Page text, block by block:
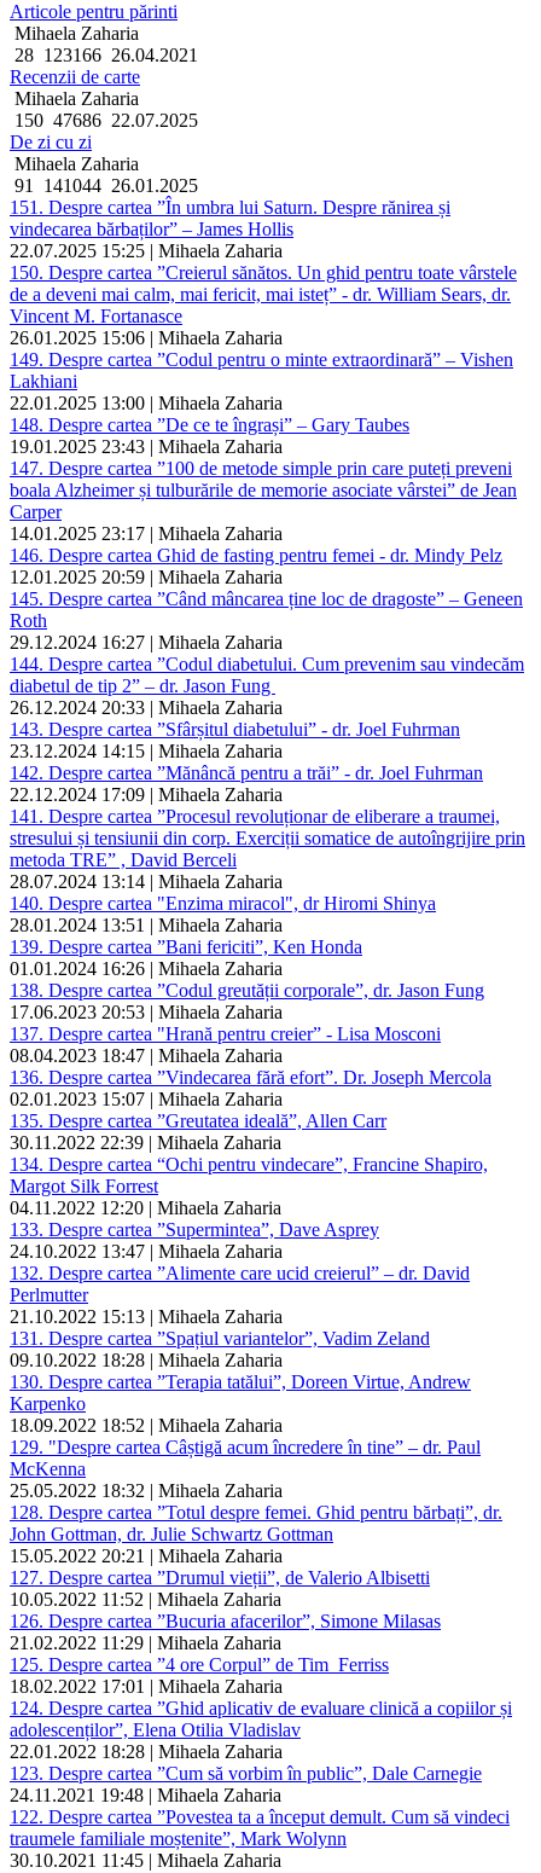
Articole pentru părinti
Mihaela Zaharia
28 123166 26.04.2021
Recenzii de carte
Mihaela Zaharia
150 47686 22.07.2025
De zi cu zi
Mihaela Zaharia
91
141044 26.01.2025
151. Despre cartea ”În umbra lui Saturn. Despre rănirea și
vindecarea bărbaților” – James Hollis
22.07.2025 15:25 | Mihaela Zaharia
150. Despre cartea ”Creierul sănătos. Un ghid pentru toate vârstele
de a deveni mai calm, mai fericit, mai isteț” - dr. William Sears, dr.
Vincent M. Fortanasce
26.01.2025 15:06 | Mihaela Zaharia
149. Despre cartea ”Codul pentru o minte extraordinară” – Vishen
Lakhiani
22.01.2025 13:00 | Mihaela Zaharia
148. Despre cartea ”De ce te îngrași” – Gary Taubes
19.01.2025 23:43 | Mihaela Zaharia
147. Despre cartea ”100 de metode simple prin care puteți preveni
boala Alzheimer și tulburările de memorie asociate vârstei” de Jean
Carper
14.01.2025 23:17 | Mihaela Zaharia
146. Despre cartea Ghid de fasting pentru femei - dr. Mindy Pelz
12.01.2025 20:59 | Mihaela Zaharia
145. Despre cartea ”Când mâncarea ține loc de dragoste” – Geneen
Roth
29.12.2024 16:27 | Mihaela Zaharia
144. Despre cartea ”Codul diabetului. Cum prevenim sau vindecăm
diabetul de tip 2” – dr. Jason Fung
26.12.2024 20:33 | Mihaela Zaharia
143. Despre cartea ”Sfârșitul diabetului” - dr. Joel Fuhrman
23.12.2024 14:15 | Mihaela Zaharia
142. Despre cartea ”Mănâncă pentru a trăi” - dr. Joel Fuhrman
22.12.2024 17:09 | Mihaela Zaharia
141. Despre cartea ”Procesul revoluționar de eliberare a traumei,
stresului și tensiunii din corp. Exerciții somatice de autoîngrijire prin
metoda TRE” , David Berceli
28.07.2024 13:14 | Mihaela Zaharia
140. Despre cartea "Enzima miracol", dr Hiromi Shinya
28.01.2024 13:51 | Mihaela Zaharia
139. Despre cartea ”Bani fericiti”, Ken Honda
01.01.2024 16:26 | Mihaela Zaharia
138. Despre cartea ”Codul greutății corporale”, dr. Jason Fung
17.06.2023 20:53 | Mihaela Zaharia
137. Despre cartea "Hrană pentru creier” - Lisa Mosconi
08.04.2023 18:47 | Mihaela Zaharia
136. Despre cartea ”Vindecarea fără efort”. Dr. Joseph Mercola
02.01.2023 15:07 | Mihaela Zaharia
135. Despre cartea ”Greutatea ideală”, Allen Carr
30.11.2022 22:39 | Mihaela Zaharia
134. Despre cartea “Ochi pentru vindecare”, Francine Shapiro,
Margot Silk Forrest
04.11.2022 12:20 | Mihaela Zaharia
133. Despre cartea ”Supermintea”, Dave Asprey
24.10.2022 13:47 | Mihaela Zaharia
132. Despre cartea ”Alimente care ucid creierul” – dr. David
Perlmutter
21.10.2022 15:13 | Mihaela Zaharia
131. Despre cartea ”Spațiul variantelor”, Vadim Zeland
09.10.2022 18:28 | Mihaela Zaharia
130. Despre cartea ”Terapia tatălui”, Doreen Virtue, Andrew
Karpenko
18.09.2022 18:52 | Mihaela Zaharia
129. "Despre cartea Câștigă acum încredere în tine” – dr. Paul
McKenna
25.05.2022 18:32 | Mihaela Zaharia
128. Despre cartea ”Totul despre femei. Ghid pentru bărbați”, dr.
John Gottman, dr. Julie Schwartz Gottman
15.05.2022 20:21 | Mihaela Zaharia
127. Despre cartea ”Drumul vieții”, de Valerio Albisetti
10.05.2022 11:52 | Mihaela Zaharia
126. Despre cartea ”Bucuria afacerilor”, Simone Milasas
21.02.2022 11:29 | Mihaela Zaharia
125. Despre cartea ”4 ore Corpul” de Tim Ferriss
18.02.2022 17:01 | Mihaela Zaharia
124. Despre cartea ”Ghid aplicativ de evaluare clinică a copiilor și
adolescenților”, Elena Otilia Vladislav
22.01.2022 18:28 | Mihaela Zaharia
123. Despre cartea ”Cum să vorbim în public”, Dale Carnegie
24.11.2021 19:48 | Mihaela Zaharia
122. Despre cartea ”Povestea ta a început demult. Cum să vindeci
traumele familiale moștenite”, Mark Wolynn
30.10.2021 11:45 | Mihaela Zaharia